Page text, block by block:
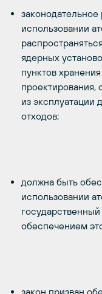
использовании
ядерных
пунктов
проектирования,
из эксплуатации
отходов;
должна быть
использовании
обеспечением
закон призван